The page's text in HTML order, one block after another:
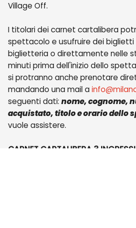
Village Off.
I titolari dei carnet cartalibera
spettacolo e usufruire dei
biglietteria o direttamente nelle
minuti prima dell'inizio dello
si protranno anche prenotare
mandando una mail a
seguenti dati: nome, cognome,
acquistato, titolo e orario dello
vuole assistere.
CARNET CARTALIBERA 3